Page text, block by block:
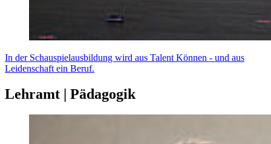
In der Schauspielausbildung wird aus Talent Können - und aus
Leidenschaft ein Beruf.
Lehramt | Pädagogik